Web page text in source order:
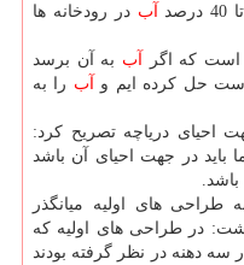
آب در رودخانه ها
است كه اگر آب به آن برسد
حل كرده ایم و آب را به
احیای دریاچه تصریح كرد:
باید در جهت احیای آن باشد
طراحی های اولیه میانگذر
در طراحی های اولیه كه
دهنه در نظر گرفته بودند